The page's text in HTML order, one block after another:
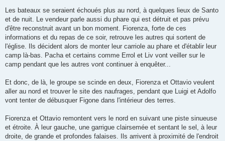
Les bateaux se seraient échoués plus au nord, à quelques lieux de Santo
et de nuit. Le vendeur parle aussi du phare qui est détruit et pas prévu
d'être reconstruit avant un bon moment. Fiorenza, forte de ces
informations et du repas de ce soir, retrouve les autres qui sortent de
l'église. Ils décident alors de monter leur carriole au phare et d'établir leur
camp là-bas. Pacha et certains comme Errol et Liv vont veiller sur le
camp pendant que les autres vont continuer à enquêter...
Et donc, de là, le groupe se scinde en deux, Fiorenza et Ottavio veulent
aller au nord et trouver le site des naufrages, pendant que Luigi et Adolfo
vont tenter de débusquer Figone dans l'intérieur des terres.
Fiorenza et Ottavio remontent vers le nord en suivant une piste sinueuse
et étroite. À leur gauche, une garrigue clairsemée et sentant le sel, à leur
droite, de grande et profondes falaises. Ils arrivent à proximité de l'endroit